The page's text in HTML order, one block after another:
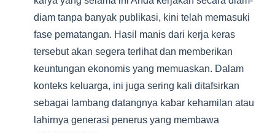
diam tanpa banyak publikasi, kini telah memasuki
fase pematangan. Hasil manis dari kerja keras
tersebut akan segera terlihat dan memberikan
keuntungan ekonomis yang memuaskan. Dalam
konteks keluarga, ini juga sering kali ditafsirkan
sebagai lambang datangnya kabar kehamilan atau
lahirnya generasi penerus yang membawa